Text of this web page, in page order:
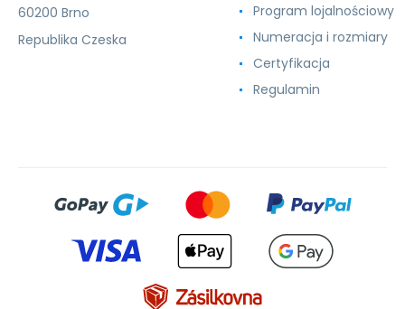
60200 Brno
Republika Czeska
Program lojalnościowy
Numeracja i rozmiary
Certyfikacja
Regulamin